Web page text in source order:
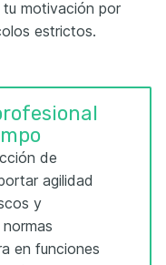
motivación por
estrictos.
de
agilidad
y
en funciones